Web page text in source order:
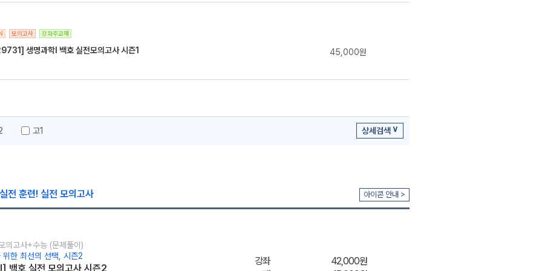
18분 52초
추론형 모의고사
15분 13초
2026 생명과학I
18 모의고사
2026 생명과학I
All Bio in One
모의고사 강좌주교재
생명과학l 백호 실전모의고사 시즌1 45,000원
고1 상세검색
전 훈련! 실전 모의고사 아이콘 안내 >
의고사+수능 (문제풀이)
위한 최선의 선택, 시즌2
백호 실전 모의고사 시즌2
강좌
42,000원